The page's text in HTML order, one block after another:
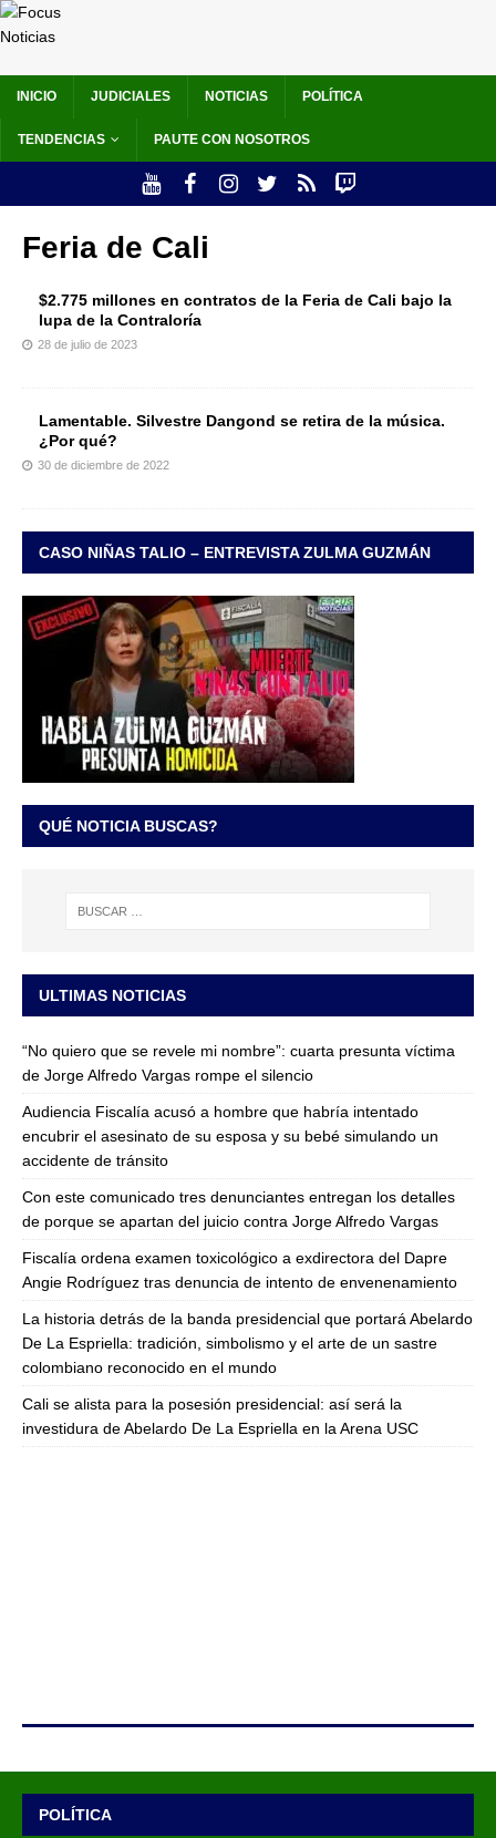
INICIO JUDICIALES NOTICIAS POLÍTICA
TENDENCIAS PAUTE CON NOSOTROS
Feria de Cali
$2.775 millones en contratos de la Feria de Cali bajo la
lupa de la Contraloría
28 de julio de 2023
Lamentable. Silvestre Dangond se retira de la música.
¿Por qué?
30 de diciembre de 2022
CASO NIÑAS TALIO – ENTREVISTA ZULMA GUZMÁN
QUÉ NOTICIA BUSCAS?
ULTIMAS NOTICIAS
“No quiero que se revele mi nombre”: cuarta presunta víctima
de Jorge Alfredo Vargas rompe el silencio
Audiencia Fiscalía acusó a hombre que habría intentado
encubrir el asesinato de su esposa y su bebé simulando un
accidente de tránsito
Con este comunicado tres denunciantes entregan los detalles
de porque se apartan del juicio contra Jorge Alfredo Vargas
Fiscalía ordena examen toxicológico a exdirectora del Dapre
Angie Rodríguez tras denuncia de intento de envenenamiento
La historia detrás de la banda presidencial que portará Abelardo
De La Espriella: tradición, simbolismo y el arte de un sastre
colombiano reconocido en el mundo
Cali se alista para la posesión presidencial: así será la
investidura de Abelardo De La Espriella en la Arena USC
POLÍTICA